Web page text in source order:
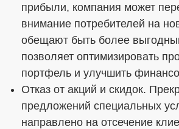
прибыли, компания может
внимание потребителей на
обещают быть более
позволяет оптимизировать
портфель и улучшить
Отказ от акций и скидок.
предложений специальных
направлено на отсечение